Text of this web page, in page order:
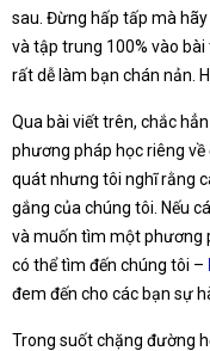
sau. Đừng hấp tấp mà
và tập trung 100% vào
rất dễ làm bạn chán nản.
Qua bài viết trên, chắc
phương pháp học riêng về
quát nhưng tôi nghĩ rằng
gắng của chúng tôi. Nếu
và muốn tìm một phương
có thể tìm đến chúng tôi –
đem đến cho các bạn sự
Trong suốt chặng đường